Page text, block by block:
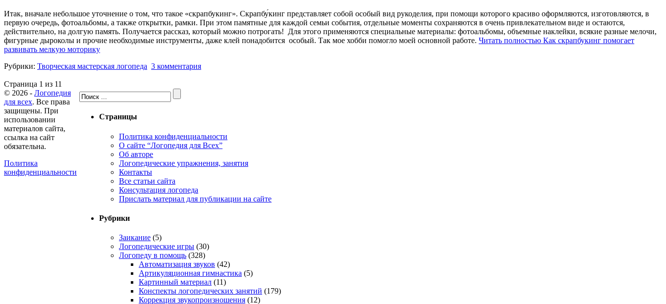
Итак, вначале небольшое уточнение о том, что такое «скрапбукинг». Скрапбу́кинг представляет собой особый вид рукоделия, при помощи которого красиво оформляются, изготовляются, в
первую очередь, фотоальбомы, а также открытки, рамки. При этом памятные для каждой семьи события, отдельные моменты сохраняются в очень привлекательном виде и остаются,
действительно, на долгую память. Получается рассказ, который можно потрогать! Для этого применяются специальные материалы: фотоальбомы, объемные наклейки, всякие разные мелочи,
фигурные дыроколы и прочие необходимые инструменты, даже клей понадобится особый. Так мое хобби помогло моей основной работе. Читать полностью Как скрапбукинг помогает
развивать мелкую моторику
Рубрики: Творческая мастерская логопеда 3 комментария
Страница 1 из 11
Страницы
Политика конфиденциальности
О сайте “Логопедия для Всех”
Об авторе
Логопедические упражнения, занятия
Контакты
Все статьи сайта
Консультация логопеда
Прислать материал для публикации на сайте
Рубрики
Заикание (5)
Логопедические игры (30)
Логопеду в помощь (328)
Автоматизация звуков (42)
Артикуляционная гимнастика (5)
Картинный материал (11)
Конспекты логопедических занятий (179)
Коррекция звукопроизношения (12)
© 2026 - Логопедия
для всех. Все права
защищены. При
использовании
материалов сайта,
ссылка на сайт
обязательна.
Политика
конфиденциальности